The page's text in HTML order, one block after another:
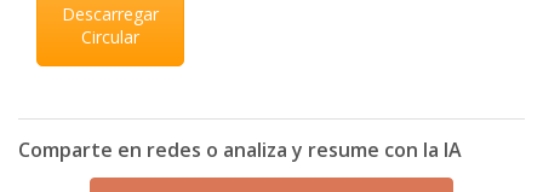
Descarregar
Circular
Comparte en redes o analiza y resume con la IA